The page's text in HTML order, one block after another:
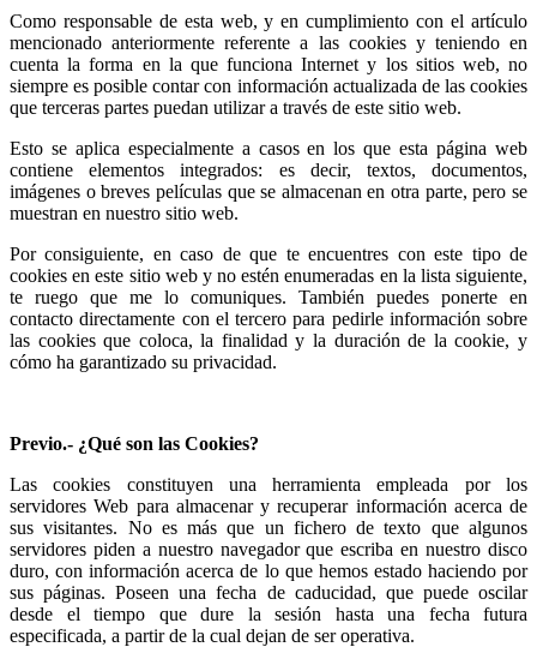
Como responsable de esta web, y en cumplimiento con el artículo
mencionado anteriormente referente a las cookies y teniendo en
cuenta la forma en la que funciona Internet y los sitios web, no
siempre es posible contar con información actualizada de las cookies
que terceras partes puedan utilizar a través de este sitio web.
Esto se aplica especialmente a casos en los que esta página web
contiene elementos integrados: es decir, textos, documentos,
imágenes o breves películas que se almacenan en otra parte, pero se
muestran en nuestro sitio web.
Por consiguiente, en caso de que te encuentres con este tipo de
cookies en este sitio web y no estén enumeradas en la lista siguiente,
te ruego que me lo comuniques. También puedes ponerte en
contacto directamente con el tercero para pedirle información sobre
las cookies que coloca, la finalidad y la duración de la cookie, y
cómo ha garantizado su privacidad.
Previo.- ¿Qué son las Cookies?
Las cookies constituyen una herramienta empleada por los
servidores Web para almacenar y recuperar información acerca de
sus visitantes. No es más que un fichero de texto que algunos
servidores piden a nuestro navegador que escriba en nuestro disco
duro, con información acerca de lo que hemos estado haciendo por
sus páginas. Poseen una fecha de caducidad, que puede oscilar
desde el tiempo que dure la sesión hasta una fecha futura
especificada, a partir de la cual dejan de ser operativa.